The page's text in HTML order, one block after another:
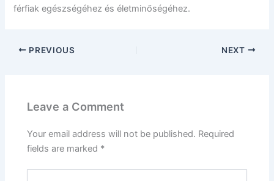
férfiak egészségéhez és életminőségéhez.
PREVIOUS NEXT
Leave a Comment
Your email address will not be published. Required
fields are marked *